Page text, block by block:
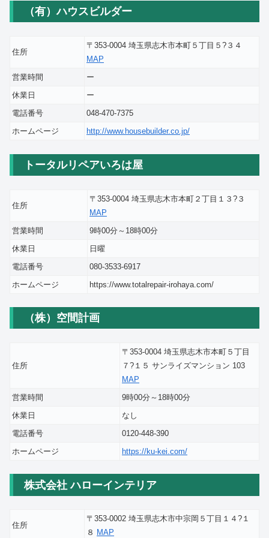
（有）ハウスビルダー
住所
〒353-0004 埼玉県志木市本町５丁目５?３４
MAP
営業時間
ー
休業日
ー
電話番号
048-470-7375
ホームページ
http://www.housebuilder.co.jp/
トータルリペアいろは屋
住所
〒353-0004 埼玉県志木市本町２丁目１３?３
MAP
営業時間
9時00分～18時00分
休業日
日曜
電話番号
080-3533-6917
ホームページ
https://www.totalrepair-irohaya.com/
（株）空間計画
住所
〒353-0004 埼玉県志木市本町５丁目
７?１５ サンライズマンション 103
MAP
営業時間
9時00分～18時00分
休業日
なし
電話番号
0120-448-390
ホームページ
https://ku-kei.com/
株式会社 ハローインテリア
住所
〒353-0002 埼玉県志木市中宗岡５丁目１４?１
８ MAP